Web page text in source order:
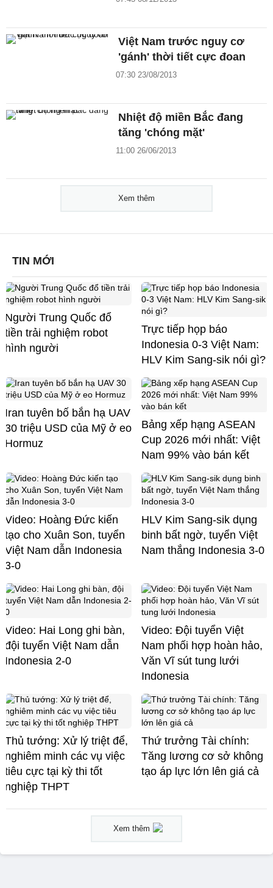
Việt Nam trước nguy cơ
'gánh' thời tiết cực đoan
07:30 23/08/2013
Nhiệt độ miền Bắc đang
tăng 'chóng mặt'
11:00 26/06/2013
Xem thêm
TIN MỚI
Người Trung Quốc đổ
tiền trải nghiệm robot
hình người
Trực tiếp họp báo
Indonesia 0-3 Việt Nam:
HLV Kim Sang-sik nói gì?
Iran tuyên bố bắn hạ UAV
30 triệu USD của Mỹ ở eo
Hormuz
Bảng xếp hạng ASEAN
Cup 2026 mới nhất: Việt
Nam 99% vào bán kết
Video: Hoàng Đức kiến
tạo cho Xuân Son, tuyển
Việt Nam dẫn Indonesia
3-0
HLV Kim Sang-sik dụng
binh bất ngờ, tuyển Việt
Nam thắng Indonesia 3-0
Video: Hai Long ghi bàn,
đội tuyển Việt Nam dẫn
Indonesia 2-0
Video: Đội tuyển Việt
Nam phối hợp hoàn hảo,
Văn Vĩ sút tung lưới
Indonesia
Thủ tướng: Xử lý triệt để,
nghiêm minh các vụ việc
tiêu cực tại kỳ thi tốt
nghiệp THPT
Thứ trưởng Tài chính:
Tăng lương cơ sở không
tạo áp lực lớn lên giá cả
Xem thêm